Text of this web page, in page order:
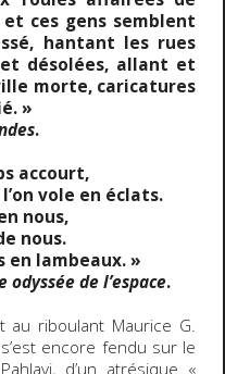
ces gens semblent
hantant les rues
et désolées, allant et
morte, caricatures
»
.
accourt,
vole en éclats.
nous,
nous.
en lambeaux. »
odyssée de l’espace.
au riboulant Maurice G.
encore fendu sur le
d’un atrésique «